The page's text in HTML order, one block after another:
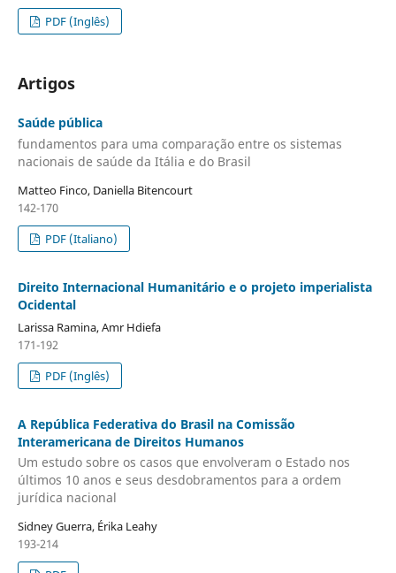
PDF (Inglês)
Artigos
Saúde pública
fundamentos para uma comparação entre os sistemas
nacionais de saúde da Itália e do Brasil
Matteo Finco, Daniella Bitencourt
142-170
PDF (Italiano)
Direito Internacional Humanitário e o projeto imperialista
Ocidental
Larissa Ramina, Amr Hdiefa
171-192
PDF (Inglês)
A República Federativa do Brasil na Comissão
Interamericana de Direitos Humanos
Um estudo sobre os casos que envolveram o Estado nos
últimos 10 anos e seus desdobramentos para a ordem
jurídica nacional
Sidney Guerra, Érika Leahy
193-214